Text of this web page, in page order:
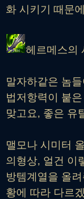
화 시키기 때문
헤르메스의
말자하같은 놈
법저항력이 붙
맞고요, 좋은 유
맬모나 시미터
의형상, 얼건 이
방템계열을 올
황에 따라 다르